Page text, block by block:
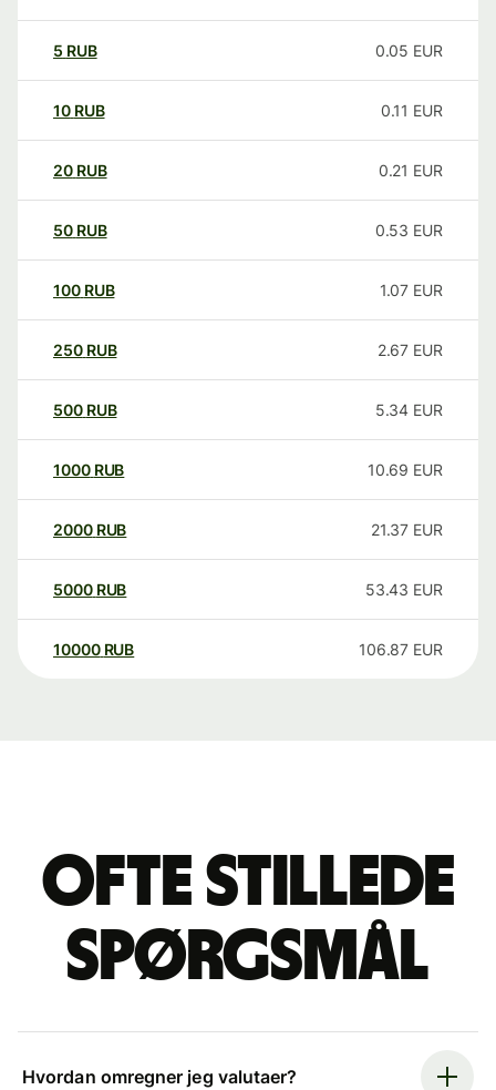
5 RUB 0.05 EUR
10 RUB 0.11 EUR
20 RUB 0.21 EUR
50 RUB 0.53 EUR
100 RUB 1.07 EUR
250 RUB 2.67 EUR
500 RUB 5.34 EUR
1000 RUB 10.69 EUR
2000 RUB 21.37 EUR
5000 RUB 53.43 EUR
10000 RUB 106.87 EUR
Ofte stillede
spørgsmål
Hvordan omregner jeg valutaer?